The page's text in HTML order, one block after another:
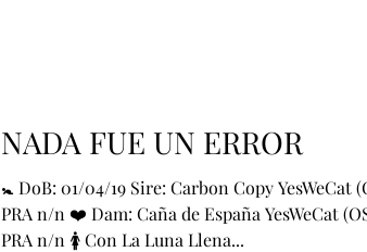
NADA FUE UN ERROR
🚼 DoB: 01/04/19 Sire: Carbon Copy YesWeCat
PRA n/n ❤️ Dam: Caña de España YesWeCat
PRA n/n 🚺 Con La Luna Llena...